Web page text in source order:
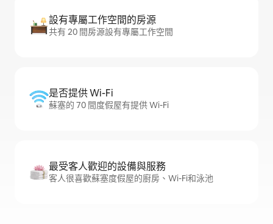
設有專屬工作空間的房源
共有 20 間房源設有專屬工作空間
是否提供 Wi-Fi
蘇塞的 70 間度假屋有提供 Wi-Fi
最受客人歡迎的設備與服務
客人很喜歡蘇塞度假屋的廚房、Wi-Fi和泳池